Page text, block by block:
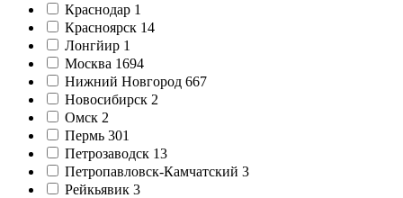
Краснодар 1
Красноярск 14
Лонгйир 1
Москва 1694
Нижний Новгород 667
Новосибирск 2
Омск 2
Пермь 301
Петрозаводск 13
Петропавловск-Камчатский 3
Рейкьявик 3